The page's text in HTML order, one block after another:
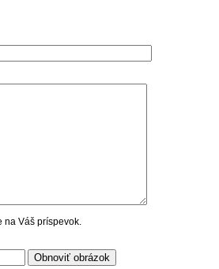
na Váš príspevok.